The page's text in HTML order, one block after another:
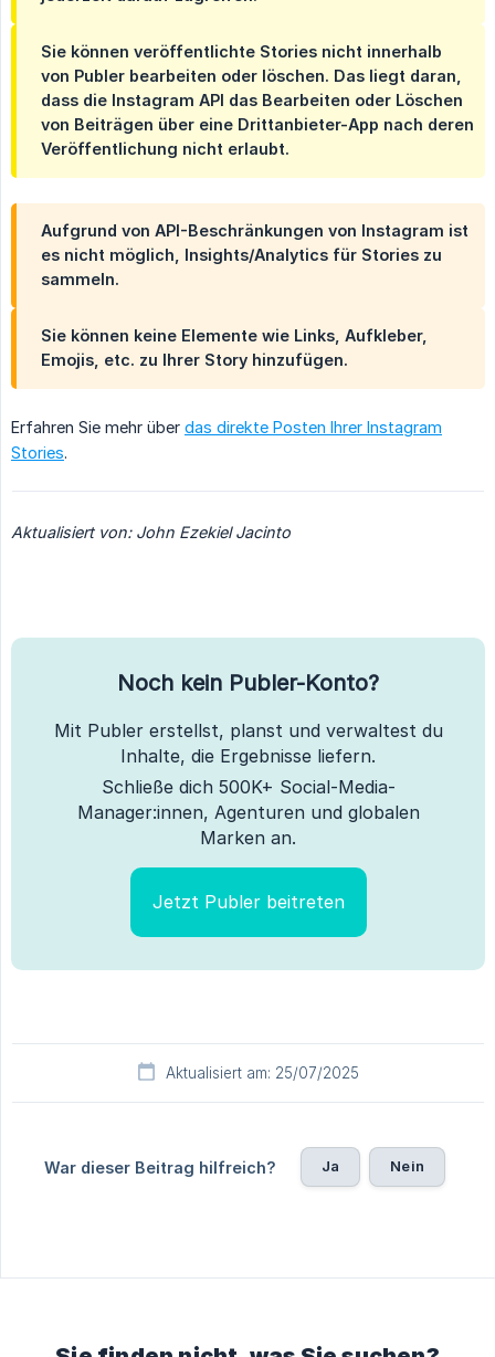
Sie können veröffentlichte Stories nicht innerhalb
von Publer bearbeiten oder löschen. Das liegt daran,
dass die Instagram API das Bearbeiten oder Löschen
von Beiträgen über eine Drittanbieter-App nach deren
Veröffentlichung nicht erlaubt.
Aufgrund von API-Beschränkungen von Instagram ist
es nicht möglich, Insights/Analytics für Stories zu
sammeln.
Sie können keine Elemente wie Links, Aufkleber,
Emojis, etc. zu Ihrer Story hinzufügen.
Erfahren Sie mehr über das direkte Posten Ihrer Instagram
Stories.
Aktualisiert von: John Ezekiel Jacinto
Noch kein Publer-Konto?
Mit Publer erstellst, planst und verwaltest du
Inhalte, die Ergebnisse liefern.
Schließe dich 500K+ Social-Media-
Manager:innen, Agenturen und globalen
Marken an.
Jetzt Publer beitreten
Aktualisiert am: 25/07/2025
War dieser Beitrag hilfreich? Ja Nein